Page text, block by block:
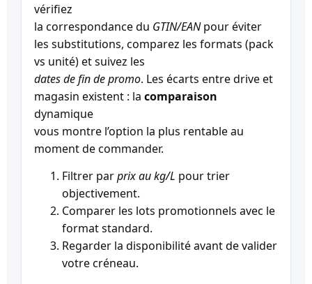
vérifiez
la correspondance du GTIN/EANpour éviter
les substitutions, comparez les formats (pack
vs unité) et suivez les
dates de fin de promo. Les écarts entre drive et
magasin existent : la comparaison
dynamique
vous montre l’option la plus rentable au
moment de commander.
Filtrer parprix au kg/L pour trier
objectivement.
Comparer les lots promotionnels avec le
format standard.
Regarder la disponibilité avant de valider
votre créneau.